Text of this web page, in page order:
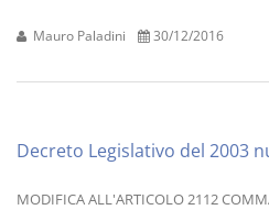
Mauro Paladini 30/12/2016
Decreto Legislativo del 2003
MODIFICA ALL'ARTICOLO 2112